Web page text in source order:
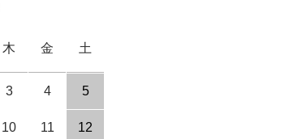
木 金 土
3 4 5
10 11 12